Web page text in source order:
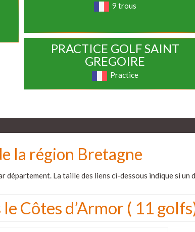
9 trous
PRACTICE GOLF SAINT
GREGOIRE
Practice
la région Bretagne
La taille des liens ci-dessous indique si
Côtes d’Armor ( 11